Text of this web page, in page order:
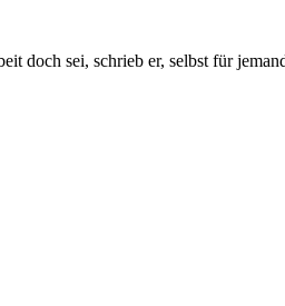
doch sei, schrieb er, selbst für